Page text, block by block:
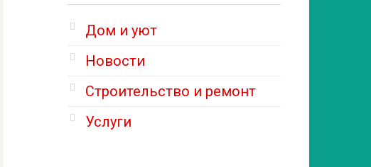
Дом и уют
Новости
Строительство и ремонт
Услуги